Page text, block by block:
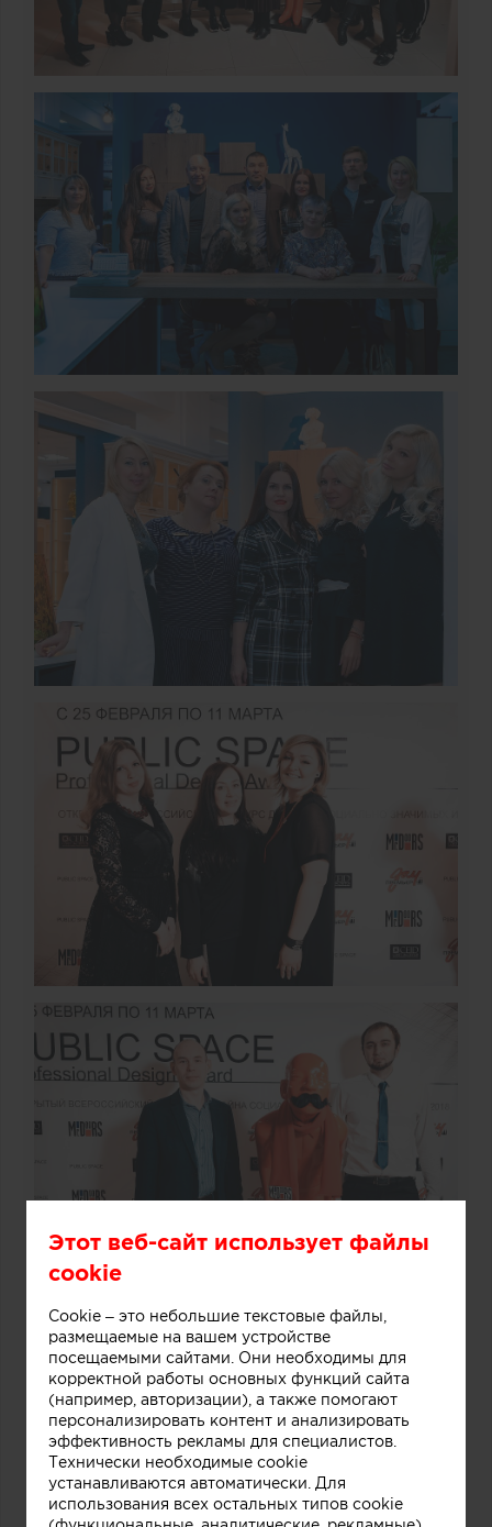
Этот веб-сайт использует файлы
cookie
Cookie – это небольшие текстовые файлы,
размещаемые на вашем устройстве
посещаемыми сайтами. Они необходимы для
корректной работы основных функций сайта
(например, авторизации), а также помогают
персонализировать контент и анализировать
эффективность рекламы для специалистов.
Технически необходимые cookie
устанавливаются автоматически. Для
использования всех остальных типов cookie